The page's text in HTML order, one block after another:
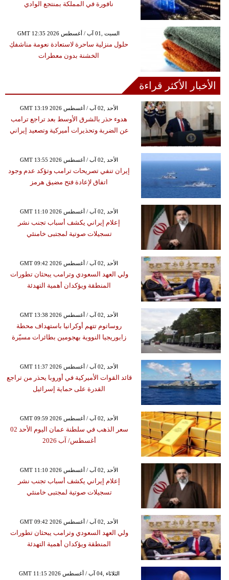
نافورة في المملكة بمنتجع الوادي
GMT 12:35 2026 السبت ,01 آب / أغسطس
حلول منزلية ساحرة لاستعادة نعومة مناشفكِ
الخشنة بدون معطرات
الأخبار الأكثر قراءة
GMT 13:19 2026 الأحد ,02 آب / أغسطس
هدوء حذر بالشرق الأوسط بعد تراجع ترامب
عن الضربة وتحذيرات أميركية وتصعيد إيراني
GMT 13:55 2026 الأحد ,02 آب / أغسطس
إيران تنفي تصريحات ترامب وتؤكد عدم وجود
اتفاق لإعادة فتح مضيق هرمز
GMT 11:10 2026 الأحد ,02 آب / أغسطس
إعلام إيراني يكشف أسباب تجنب نشر
تسجيلات صوتية لمجتبى خامنئي
GMT 09:42 2026 الأحد ,02 آب / أغسطس
ولي العهد السعودي وترامب يبحثان تطورات
المنطقة ويؤكدان أهمية التهدئة
GMT 13:38 2026 الأحد ,02 آب / أغسطس
روساتوم تتهم أوكرانيا باستهداف محطة
زابوريجيا النووية بهجومين بطائرات مسيّرة
GMT 11:37 2026 الأحد ,02 آب / أغسطس
قائد القوات الأميركية في أوروبا يحذر من تراجع
القدرة على حماية إسرائيل
GMT 09:59 2026 الأحد ,02 آب / أغسطس
سعر الذهب في سلطنة عمان اليوم الأحد 02
أغسطس/ آب 2026
GMT 11:10 2026 الأحد ,02 آب / أغسطس
إعلام إيراني يكشف أسباب تجنب نشر
تسجيلات صوتية لمجتبى خامنئي
GMT 09:42 2026 الأحد ,02 آب / أغسطس
ولي العهد السعودي وترامب يبحثان تطورات
المنطقة ويؤكدان أهمية التهدئة
GMT 11:15 2026 الثلاثاء ,04 آب / أغسطس